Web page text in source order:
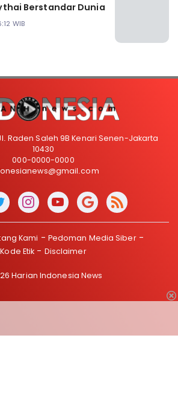
Berstandar Dunia
WIB
Raden Saleh 9B Kenari Senen-Jakarta
10430
000-0000-0000
Kami
Pedoman Media Siber
Kode Etik
Disclaimer
Harian Indonesia News